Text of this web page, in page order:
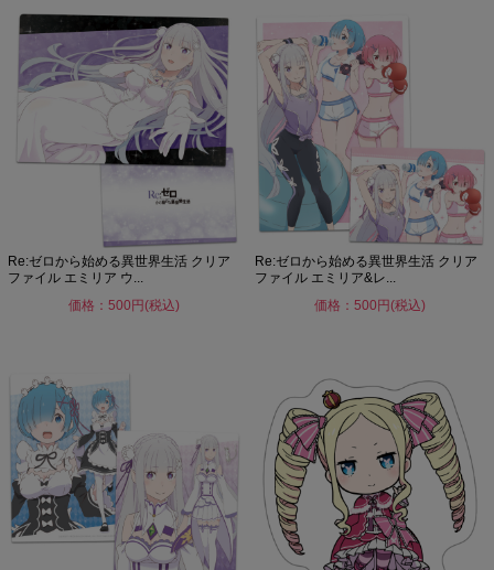
Re:ゼロから始める異世界生活 クリア
ファイル エミリア ウ...
価格：500円(税込)
Re:ゼロから始める異世界生活 クリア
ファイル エミリア&レ...
価格：500円(税込)